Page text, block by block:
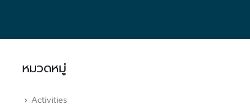
หมวดหมู่
Activities